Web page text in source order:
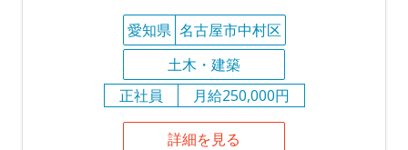
愛知県 名古屋市中村区
土木・建築
正社員
月給250,000円
詳細を見る